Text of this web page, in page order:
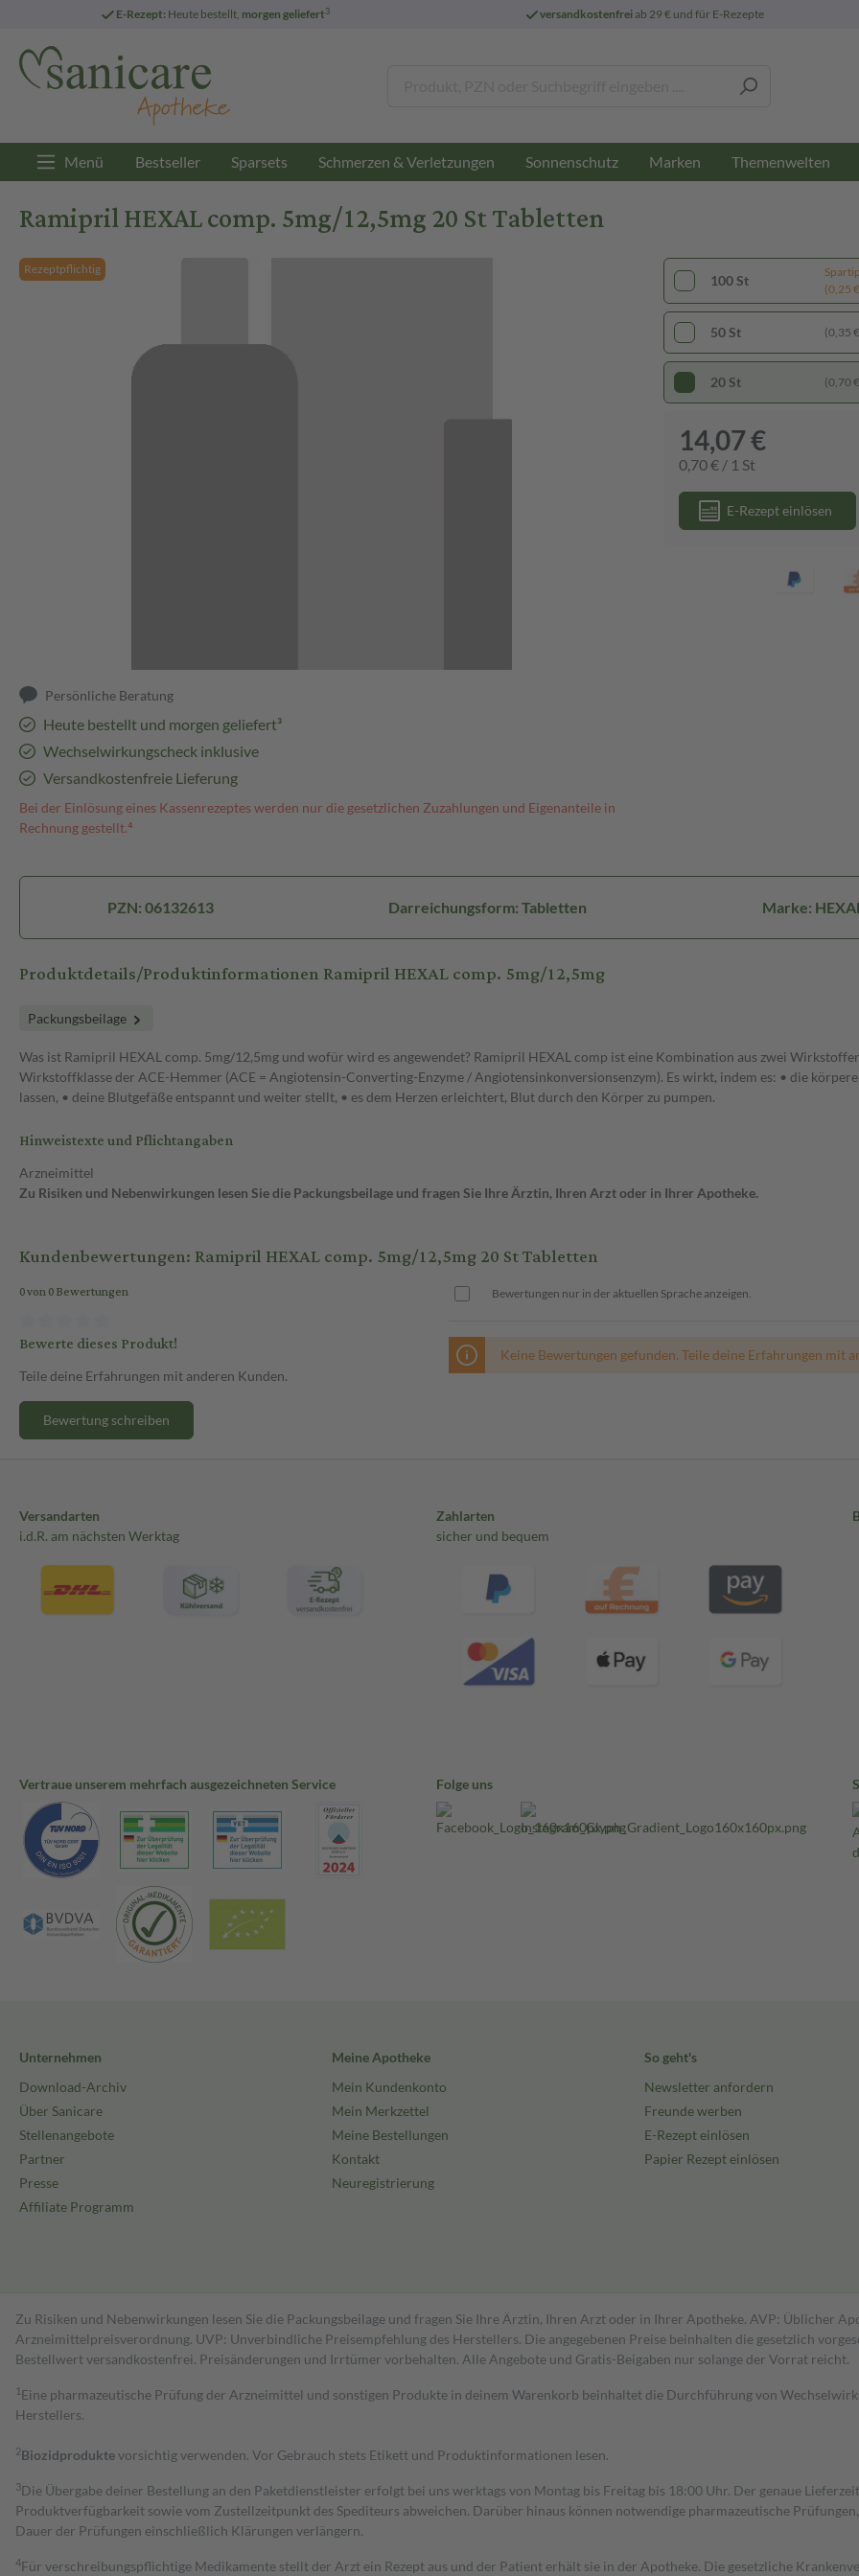
E-Rezept: Heute bestellt, morgen geliefert3 versandkostenfreiab 29 € und für E-Rezepte
Menü Bestseller Sparsets Schmerzen & Verletzungen Sonnenschutz Marken Themenwelten
Ramipril HEXAL comp. 5mg/12,5mg 20 St Tabletten
Rezeptpflichtig
Persönliche Beratung
Heute bestellt und morgen geliefert³
Wechselwirkungscheck inklusive
Versandkostenfreie Lieferung
Bei der Einlösung eines Kassenrezeptes werden nur die gesetzlichen Zuzahlungen und Eigenanteile in
Rechnung gestellt.⁴
100 St
(0,25
50 St (0,35
20 St (0,70
14,07 €
0,70 € / 1 St
E-Rezept einlösen
PZN: 06132613 Darreichungsform: Tabletten Marke:
Produktdetails/Produktinformationen Ramipril HEXAL comp. 5mg/12,5mg
Packungsbeilage
Was ist Ramipril HEXAL comp. 5mg/12,5mg und wofür wird es angewendet? Ramipril HEXAL comp ist eine Kombination aus zwei
Wirkstoffklasse der ACE-Hemmer (ACE = Angiotensin-Converting-Enzyme / Angiotensinkonversionsenzym). Es wirkt, indem es: • die
lassen, • deine Blutgefäße entspannt und weiter stellt, • es dem Herzen erleichtert, Blut durch den Körper zu pumpen.
Hinweistexte und Pflichtangaben
Arzneimittel
Zu Risiken und Nebenwirkungen lesen Sie die Packungsbeilage und fragen Sie Ihre Ärztin, Ihren Arzt oder in Ihrer Apotheke.
Kundenbewertungen: Ramipril HEXAL comp. 5mg/12,5mg 20 St Tabletten
0 von 0 Bewertungen
Bewerte dieses Produkt!
Teile deine Erfahrungen mit anderen Kunden.
Bewertung schreiben
Bewertungen nur in der aktuellen Sprache anzeigen.
Keine Bewertungen gefunden. Teile deine Erfahrungen mit
Versandarten
i.d.R. am nächsten Werktag
Zahlarten
sicher und bequem
Vertraue unserem mehrfach ausgezeichneten Service Folge uns
Unternehmen
Download-Archiv
Über Sanicare
Stellenangebote
Partner
Presse
Affiliate Programm
Meine Apotheke
Mein Kundenkonto
Mein Merkzettel
Meine Bestellungen
Kontakt
Neuregistrierung
So geht's
Newsletter anfordern
Freunde werben
E-Rezept einlösen
Papier Rezept einlösen
Zu Risiken und Nebenwirkungen lesen Sie die Packungsbeilage und fragen Sie Ihre Ärztin, Ihren Arzt oder in Ihrer Apotheke. AVP: Üblicher
Arzneimittelpreisverordnung. UVP: Unverbindliche Preisempfehlung des Herstellers. Die angegebenen Preise beinhalten die gesetzlich
Bestell­wert versand­kosten­frei. Preisänderungen und Irrtümer vorbehalten. Alle Angebote und Gratis-Beigaben nur solange der Vorrat reicht.
1 Eine pharmazeutische Prüfung der Arzneimittel und sonstigen Produkte in deinem Warenkorb beinhaltet die Durchführung von
Herstellers.
2Biozidproduktevorsichtig verwenden. Vor Gebrauch stets Etikett und Produktinformationen lesen.
3Die Übergabe deiner Bestellung an den Paketdienstleister erfolgt bei uns werktags von Montag bis Freitag bis 18:00 Uhr. Der genaue
Produktverfügbarkeit sowie vom Zustellzeitpunkt des Spediteurs abweichen. Darüber hinaus können notwendige pharmazeutische
Dauer der Prüfungen einschließlich Klärungen verlängern.
4Für verschreibungspflichtige Medikamente stellt der Arzt ein Rezept aus und der Patient erhält sie in der Apotheke. Die gesetzliche